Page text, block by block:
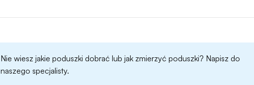
Nie wiesz jakie poduszki dobrać lub jak zmierzyć poduszki? Napisz do
naszego specjalisty.